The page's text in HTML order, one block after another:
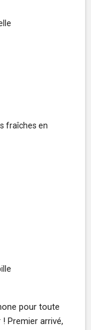
fraîches en
pour toute
Premier arrivé,